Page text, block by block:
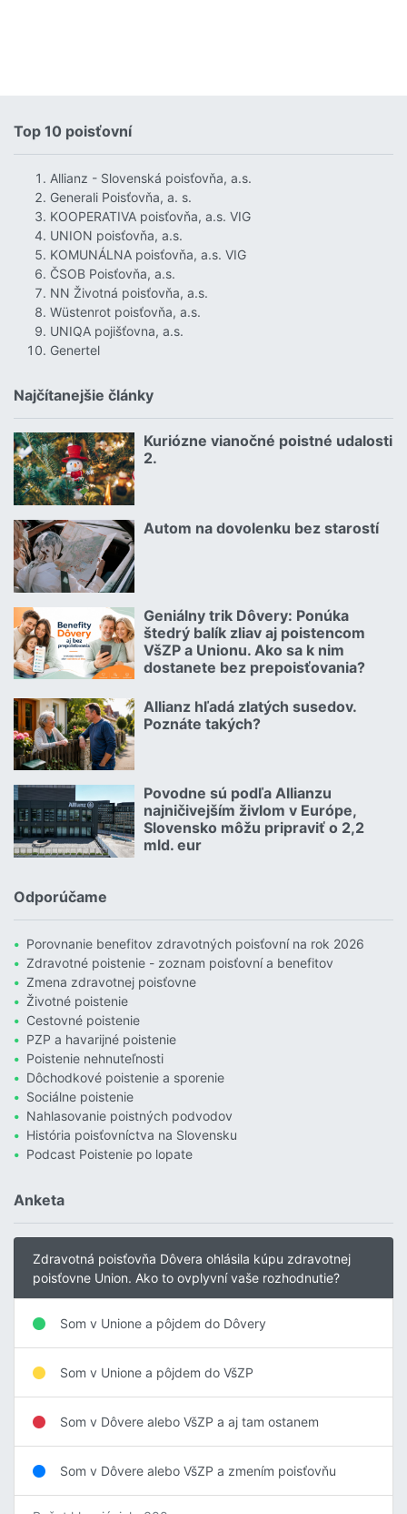
Top 10 poisťovní
Allianz - Slovenská poisťovňa, a.s.
Generali Poisťovňa, a. s.
KOOPERATIVA poisťovňa, a.s. VIG
UNION poisťovňa, a.s.
KOMUNÁLNA poisťovňa, a.s. VIG
ČSOB Poisťovňa, a.s.
NN Životná poisťovňa, a.s.
Wüstenrot poisťovňa, a.s.
UNIQA pojišťovna, a.s.
Genertel
Najčítanejšie články
Kuriózne vianočné poistné udalosti
2.
18.12.2024 | | redakcia
Autom na dovolenku bez starostí
02.07.2026 |
Geniálny trik Dôvery: Ponúka
štedrý balík zliav aj poistencom
VšZP a Unionu. Ako sa k nim
dostanete bez prepoisťovania?
06.07.2026 | | redakcia
Allianz hľadá zlatých susedov.
Poznáte takých?
08.07.2026 |
Povodne sú podľa Allianzu
najničivejším živlom v Európe,
Slovensko môžu pripraviť o 2,2
mld. eur
23.07.2026 |
Odporúčame
Porovnanie benefitov zdravotných poisťovní na rok 2026
Zdravotné poistenie - zoznam poisťovní a benefitov
Zmena zdravotnej poisťovne
Životné poistenie
Cestovné poistenie
PZP a havarijné poistenie
Poistenie nehnuteľnosti
Dôchodkové poistenie a sporenie
Sociálne poistenie
Nahlasovanie poistných podvodov
História poisťovníctva na Slovensku
Podcast Poistenie po lopate
Anketa
Zdravotná poisťovňa Dôvera ohlásila kúpu zdravotnej
poisťovne Union. Ako to ovplyvní vaše rozhodnutie?
Som v Unione a pôjdem do Dôvery
Som v Unione a pôjdem do VšZP
Som v Dôvere alebo VšZP a aj tam ostanem
Som v Dôvere alebo VšZP a zmením poisťovňu